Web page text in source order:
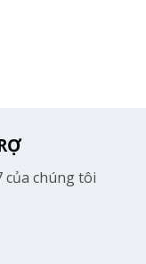
của chúng tôi